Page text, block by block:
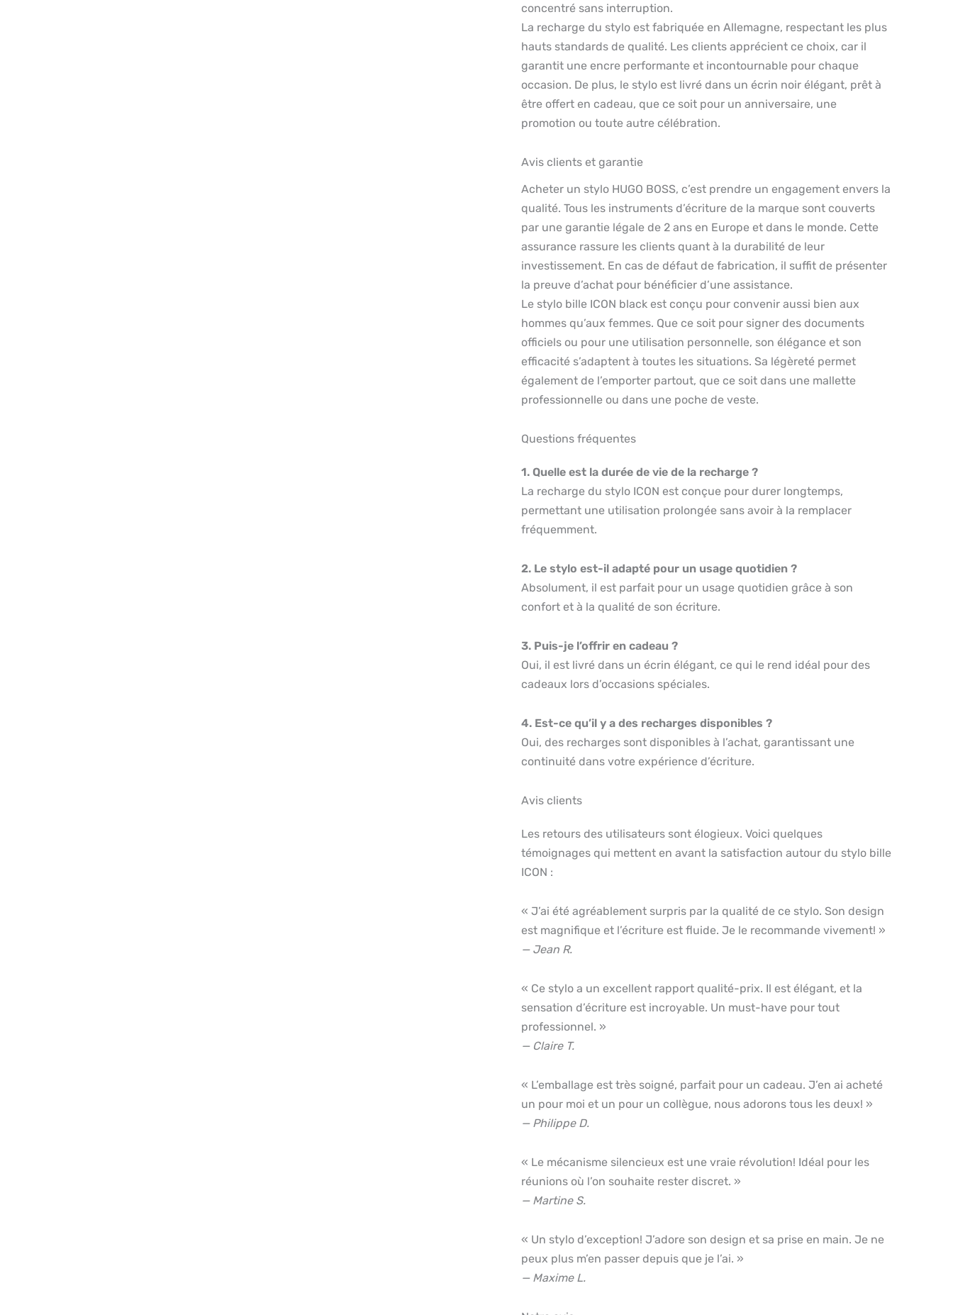
concentré sans interruption.
La recharge du stylo est fabriquée en Allemagne, respectant les plus
hauts standards de qualité. Les clients apprécient ce choix, car il
garantit une encre performante et incontournable pour chaque
occasion. De plus, le stylo est livré dans un écrin noir élégant, prêt à
être offert en cadeau, que ce soit pour un anniversaire, une
promotion ou toute autre célébration.
Avis clients et garantie
Acheter un stylo HUGO BOSS, c’est prendre un engagement envers la
qualité. Tous les instruments d’écriture de la marque sont couverts
par une garantie légale de 2 ans en Europe et dans le monde. Cette
assurance rassure les clients quant à la durabilité de leur
investissement. En cas de défaut de fabrication, il suffit de présenter
la preuve d’achat pour bénéficier d’une assistance.
Le stylo bille ICON black est conçu pour convenir aussi bien aux
hommes qu’aux femmes. Que ce soit pour signer des documents
officiels ou pour une utilisation personnelle, son élégance et son
efficacité s’adaptent à toutes les situations. Sa légèreté permet
également de l’emporter partout, que ce soit dans une mallette
professionnelle ou dans une poche de veste.
Questions fréquentes
1. Quelle est la durée de vie de la recharge ?
La recharge du stylo ICON est conçue pour durer longtemps,
permettant une utilisation prolongée sans avoir à la remplacer
fréquemment.
2. Le stylo est-il adapté pour un usage quotidien ?
Absolument, il est parfait pour un usage quotidien grâce à son
confort et à la qualité de son écriture.
3. Puis-je l’offrir en cadeau ?
Oui, il est livré dans un écrin élégant, ce qui le rend idéal pour des
cadeaux lors d’occasions spéciales.
4. Est-ce qu’il y a des recharges disponibles ?
Oui, des recharges sont disponibles à l’achat, garantissant une
continuité dans votre expérience d’écriture.
Avis clients
Les retours des utilisateurs sont élogieux. Voici quelques
témoignages qui mettent en avant la satisfaction autour du stylo bille
ICON :
« J’ai été agréablement surpris par la qualité de ce stylo. Son design
est magnifique et l’écriture est fluide. Je le recommande vivement! »
— Jean R.
« Ce stylo a un excellent rapport qualité-prix. Il est élégant, et la
sensation d’écriture est incroyable. Un must-have pour tout
professionnel. »
— Claire T.
« L’emballage est très soigné, parfait pour un cadeau. J’en ai acheté
un pour moi et un pour un collègue, nous adorons tous les deux! »
— Philippe D.
« Le mécanisme silencieux est une vraie révolution! Idéal pour les
réunions où l’on souhaite rester discret. »
— Martine S.
« Un stylo d’exception! J’adore son design et sa prise en main. Je ne
peux plus m’en passer depuis que je l’ai. »
— Maxime L.